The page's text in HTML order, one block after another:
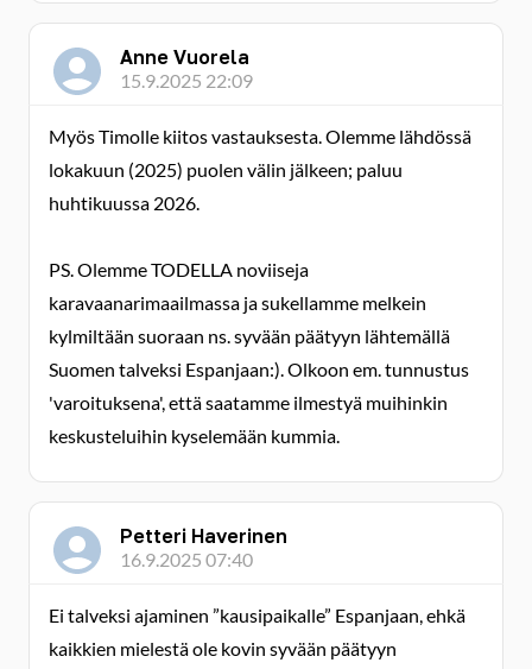
Anne Vuorela
15.9.2025 22:09
Myös Timolle kiitos vastauksesta. Olemme lähdössä
lokakuun (2025) puolen välin jälkeen; paluu
huhtikuussa 2026.
PS. Olemme TODELLA noviiseja
karavaanarimaailmassa ja sukellamme melkein
kylmiltään suoraan ns. syvään päätyyn lähtemällä
Suomen talveksi Espanjaan:). Olkoon em. tunnustus
'varoituksena', että saatamme ilmestyä muihinkin
keskusteluihin kyselemään kummia.
Petteri Haverinen
16.9.2025 07:40
Ei talveksi ajaminen ”kausipaikalle” Espanjaan, ehkä
kaikkien mielestä ole kovin syvään päätyyn